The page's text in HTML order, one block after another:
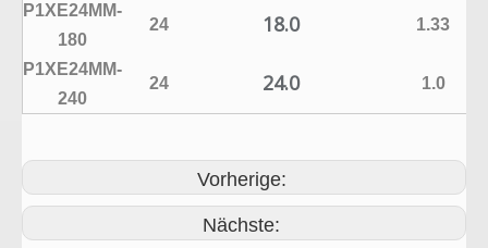
P1XE24MM-
180
24 18.0 1.33
P1XE24MM-
240
24 24.0 1.0
Vorherige:
Nächste: